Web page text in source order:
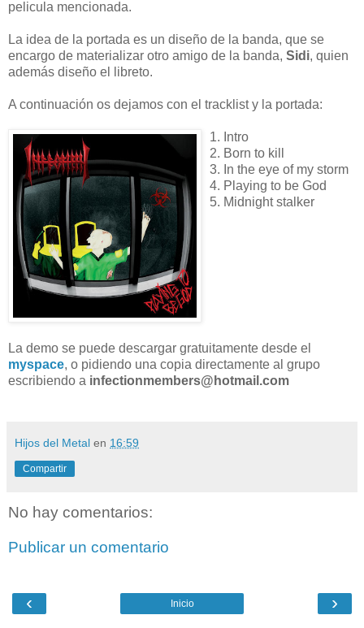
pelicula mencionada.
La idea de la portada es un diseño de la banda, que se
encargo de materializar otro amigo de la banda, Sidi, quien
además diseño el libreto.
A continuación os dejamos con el tracklist y la portada:
1. Intro
2. Born to kill
3. In the eye of my storm
4. Playing to be God
5. Midnight stalker
La demo se puede descargar gratuitamente desde el
myspace, o pidiendo una copia directamente al grupo
escribiendo a infectionmembers@hotmail.com
Hijos del Metal en 16:59
Compartir
No hay comentarios:
Publicar un comentario
‹ ›
Inicio